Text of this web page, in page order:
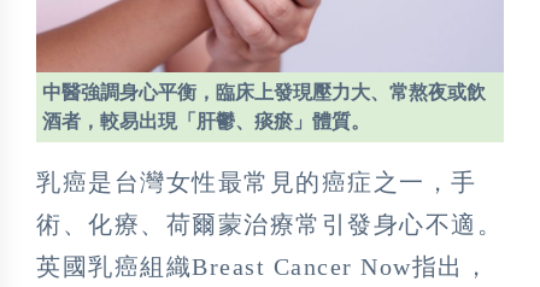
中醫強調身心平衡，臨床上發現壓力大、常熬夜或飲
酒者，較易出現「肝鬱、痰瘀」體質。
乳癌是台灣女性最常見的癌症之一，手
術、化療、荷爾蒙治療常引發身心不適。
英國乳癌組織Breast Cancer Now指出，